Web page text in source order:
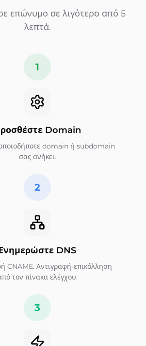
επώνυμο σε λιγότερο από 5
λεπτά.
1
Domain
οποιοδήποτε domain ή subdomain
σας ανήκει.
2
DNS
CNAME. Αντιγραφή-επικόλληση
τον πίνακα ελέγχου.
3